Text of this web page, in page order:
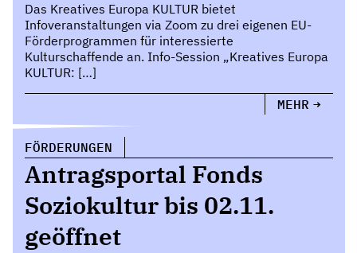
Das Kreatives Europa KULTUR bietet
Infoveranstaltungen via Zoom zu drei eigenen EU-
Förderprogrammen für interessierte
Kulturschaffende an. Info-Session „Kreatives Europa
KULTUR: […]
MEHR
FÖRDERUNGEN
Antragsportal Fonds
Soziokultur bis 02.11.
geöffnet